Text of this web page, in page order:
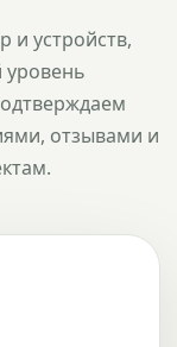
и устройств,
отзывами и